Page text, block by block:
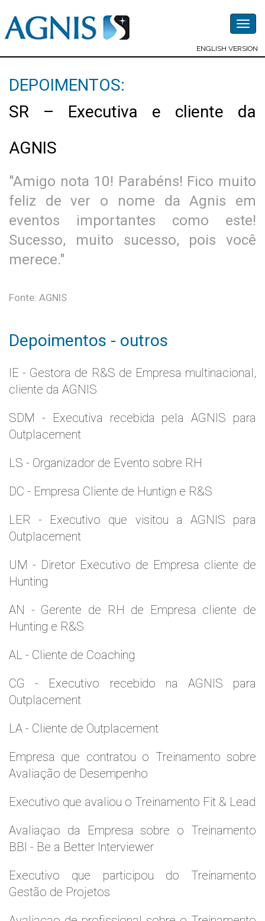
ENGLISH VERSION
DEPOIMENTOS:
SR – Executiva e cliente da
AGNIS
"Amigo nota 10! Parabéns! Fico muito
feliz de ver o nome da Agnis em
eventos importantes como este!
Sucesso, muito sucesso, pois você
merece."
Fonte: AGNIS
Depoimentos - outros
IE - Gestora de R&S de Empresa multinacional,
cliente da AGNIS
SDM - Executiva recebida pela AGNIS para
Outplacement
LS - Organizador de Evento sobre RH
DC - Empresa Cliente de Huntign e R&S
LER - Executivo que visitou a AGNIS para
Outplacement
UM - Diretor Executivo de Empresa cliente de
Hunting
AN - Gerente de RH de Empresa cliente de
Hunting e R&S
AL - Cliente de Coaching
CG - Executivo recebido na AGNIS para
Outplacement
LA - Cliente de Outplacement
Empresa que contratou o Treinamento sobre
Avaliação de Desempenho
Executivo que avaliou o Treinamento Fit & Lead
Avaliaçao da Empresa sobre o Treinamento
BBI - Be a Better Interviewer
Executivo que participou do Treinamento
Gestão de Projetos